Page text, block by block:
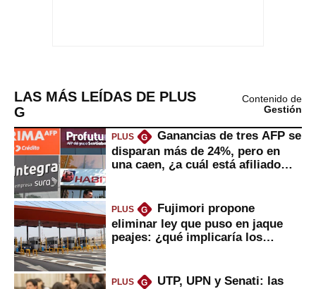
LAS MÁS LEÍDAS DE PLUS
G
Contenido de
Gestión
PLUS G
Ganancias de tres AFP se
disparan más de 24%, pero en
una caen, ¿a cuál está afiliado
PLUS G
Fujimori propone
eliminar ley que puso en jaque
peajes: ¿qué implicaría los
PLUS G
UTP, UPN y Senati: las